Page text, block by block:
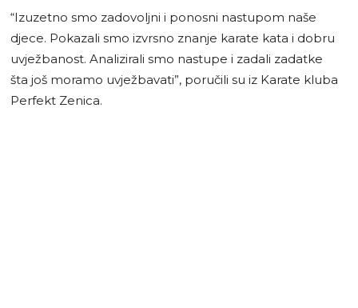
“Izuzetno smo zadovoljni i ponosni nastupom naše
djece. Pokazali smo izvrsno znanje karate kata i dobru
uvježbanost. Analizirali smo nastupe i zadali zadatke
šta još moramo uvježbavati”, poručili su iz Karate kluba
Perfekt Zenica.